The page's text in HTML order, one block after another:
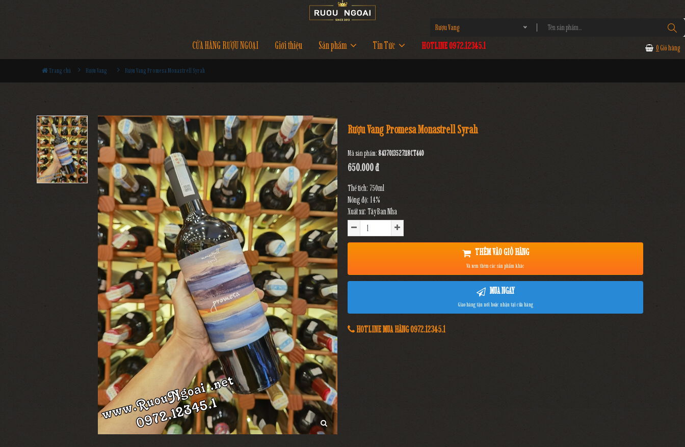
Rượu Vang
CỬA HÀNG RƯỢU NGOẠI Giới thiệu Sản phẩm Tin Tức HOTLINE 0972.12345.1 0 Giỏ hàng
Trang chủ Rượu Vang Rượu Vang Promesa Monastrell Syrah
Rượu Vang Promesa Monastrell Syrah
Mã sản phẩm: 8437013527118CT440
650.000 đ
Thể tích: 750ml
Nồng độ: 14%
Xuất xứ: Tây Ban Nha
THÊM VÀO GIỎ HÀNG
Và xem thêm các sản phẩm khác
MUA NGAY
Giao hàng tận nơi hoặc nhận tại cửa hàng
HOTLINE MUA HÀNG 0972.12345.1